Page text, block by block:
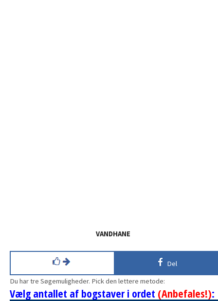
VANDHANE
Del
Du har tre Søgemuligheder. Pick den lettere metode:
Vælg antallet af bogstaver i ordet (Anbefales!):